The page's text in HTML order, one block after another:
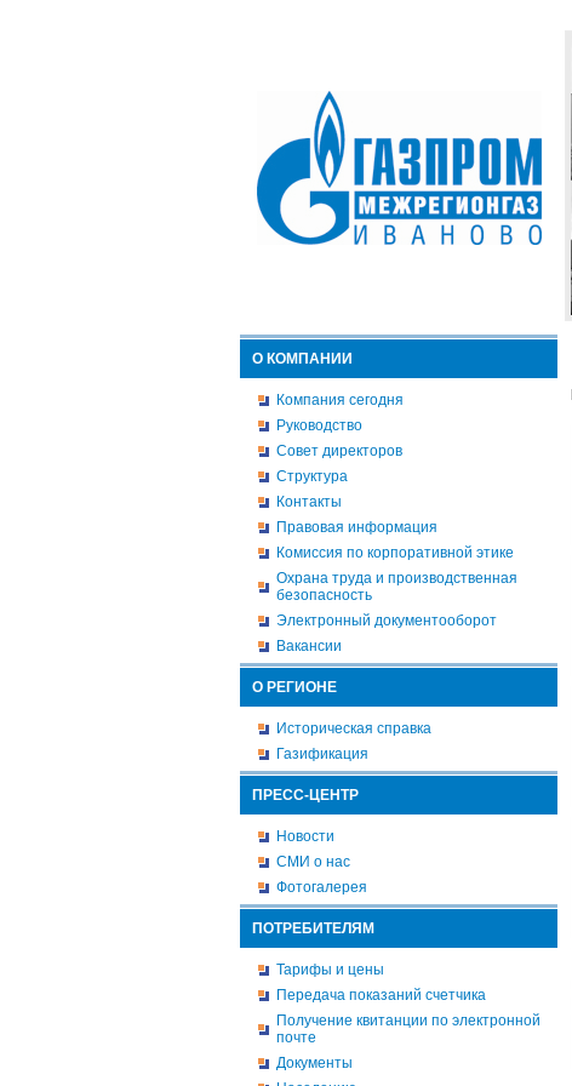
О КОМПАНИИ
Компания сегодня
Руководство
Совет директоров
Структура
Контакты
Правовая информация
Комиссия по корпоративной этике
Охрана труда и производственная
безопасность
Электронный документооборот
Вакансии
О РЕГИОНЕ
Историческая справка
Газификация
ПРЕСС-ЦЕНТР
Новости
СМИ о нас
Фотогалерея
ПОТРЕБИТЕЛЯМ
Тарифы и цены
Передача показаний счетчика
Получение квитанции по электронной
почте
Документы